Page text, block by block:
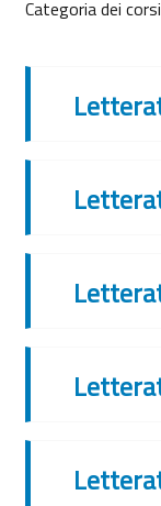
Categoria dei